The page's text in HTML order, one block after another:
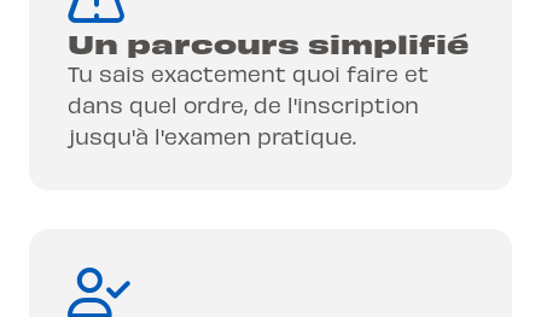
Un parcours simplifié
Tu sais exactement quoi faire et
dans quel ordre, de l'inscription
jusqu'à l'examen pratique.